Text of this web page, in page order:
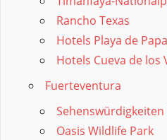
Rancho Texas
Hotels Playa de
Hotels Cueva de los
Fuerteventura
Oasis Wildlife Park